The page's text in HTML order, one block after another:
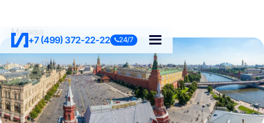
+7 (499) 372-22-22 24/7
Москва